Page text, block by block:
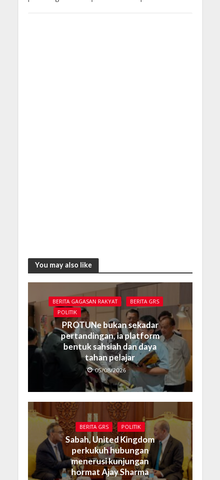
You may also like
BERITA GAGASAN RAKYAT
BERITA GRS
POLITIK
PROTUNe bukan sekadar
pertandingan, ia platform
bentuk sahsiah dan daya
tahan pelajar
05/08/2026
BERITA GRS POLITIK
Sabah, United Kingdom
perkukuh hubungan
menerusi kunjungan
hormat Ajay Sharma